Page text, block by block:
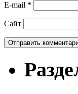
E-mail *
Сайт